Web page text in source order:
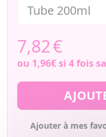
7,82€
ou 1,96€si 4 fois
Ajouter à mes